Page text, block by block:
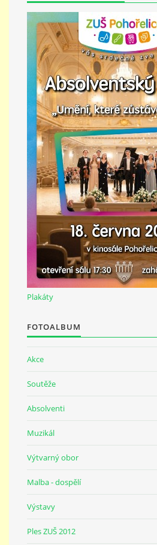
PŘÍMĚSTSKÝ TÁBOR
MISS VÝTVARNÝ MODEL
ZAMĚSTNÁNÍ
DOTACE
GDPR
ZUŠ Pohořelice
Školní 462
Pohořelice
691 23
Plakáty
FOTOALBUM
Akce
Soutěže
Absolventi
Muzikál
Výtvarný obor
Malba - dospělí
Výstavy
Ples ZUŠ 2012